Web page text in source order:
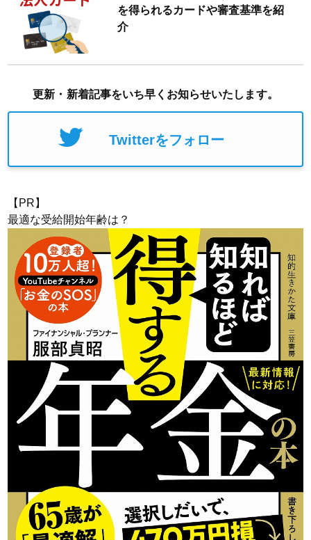
を得られるカードや審査基準を紹
介
更新・新着記事をいち早くお知らせいたします。
Twitterをフォロー
【PR】
最適な受給開始年齢は？